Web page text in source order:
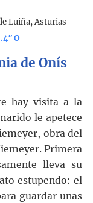
Luiña, Asturias
O
de Onís
hay visita a la
le apetece
obra del
Primera
lleva su
estupendo: el
guardar unas